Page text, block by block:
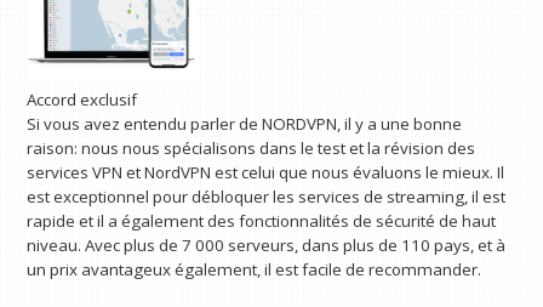
Accord exclusif
Si vous avez entendu parler de NORDVPN, il y a une bonne
raison: nous nous spécialisons dans le test et la révision des
services VPN et NordVPN est celui que nous évaluons le mieux. Il
est exceptionnel pour débloquer les services de streaming, il est
rapide et il a également des fonctionnalités de sécurité de haut
niveau. Avec plus de 7 000 serveurs, dans plus de 110 pays, et à
un prix avantageux également, il est facile de recommander.